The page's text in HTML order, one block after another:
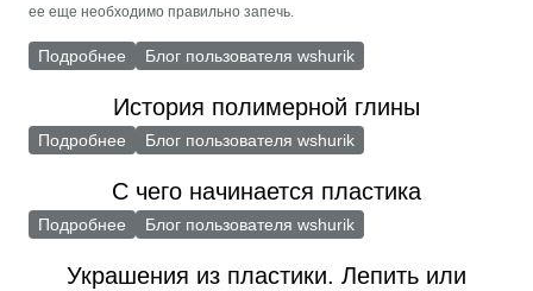
ее еще необходимо правильно запечь.
Подробнее о Как и где можно запекать пластику (полимерную
Блог пользователя wshurik
История полимерной глины
Подробнее о История полимерной глины
Блог пользователя wshurik
С чего начинается пластика
Подробнее о С чего начинается пластика
Блог пользователя wshurik
Украшения из пластики. Лепить или